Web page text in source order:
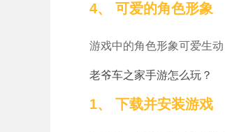
4、 可爱的角色形象
游戏中的角色形象可爱生
老爷车之家手游怎么玩？
1、 下载并安装游戏